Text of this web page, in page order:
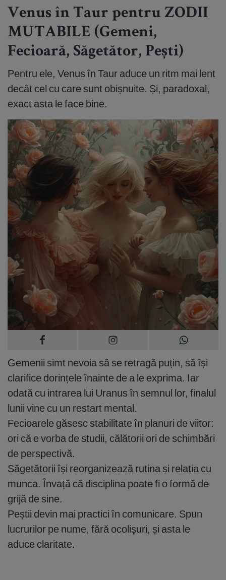
Venus în Taur pentru ZODII
MUTABILE (Gemeni,
Fecioară, Săgetător, Pești)
Pentru ele, Venus în Taur aduce un ritm mai lent
decât cel cu care sunt obișnuite. Și, paradoxal,
exact asta le face bine.
Gemenii simt nevoia să se retragă puțin, să își
clarifice dorințele înainte de a le exprima. Iar
odată cu intrarea lui Uranus în semnul lor, finalul
lunii vine cu un restart mental.
Fecioarele găsesc stabilitate în planuri de viitor:
ori că e vorba de studii, călătorii ori de schimbări
de perspectivă.
Săgetătorii își reorganizează rutina și relația cu
munca. Învață că disciplina poate fi o formă de
grijă de sine.
Peștii devin mai practici în comunicare. Spun
lucrurilor pe nume, fără ocolișuri, și asta le
aduce claritate.